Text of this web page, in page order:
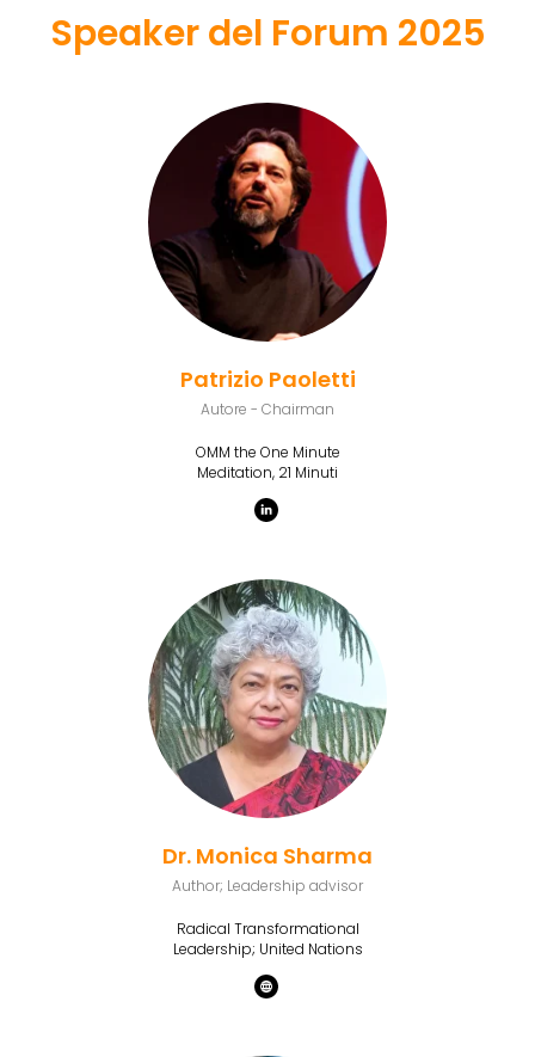
Speaker del Forum 2025
Patrizio Paoletti
Autore - Chairman
OMM the One Minute
Meditation, 21 Minuti
Dr. Monica Sharma
Author; Leadership advisor
Radical Transformational
Leadership; United Nations